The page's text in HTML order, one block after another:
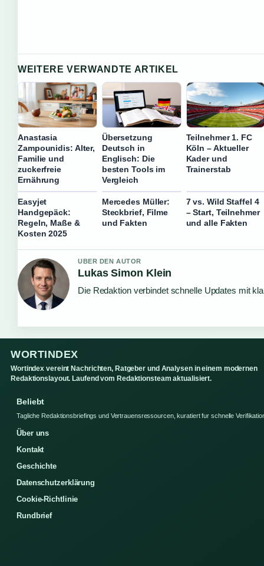
WEITERE VERWANDTE ARTIKEL
Anastasia
Zampounidis: Alter,
Familie und
zuckerfreie
Ernährung
Übersetzung
Deutsch in
Englisch: Die
besten Tools im
Vergleich
Teilnehmer 1. FC
Köln – Aktueller
Kader und
Trainerstab
Easyjet
Handgepäck:
Regeln, Maße &
Kosten 2025
Mercedes Müller:
Steckbrief, Filme
und Fakten
7 vs. Wild Staffel 4
– Start, Teilnehmer
und alle Fakten
UBER DEN AUTOR
Lukas Simon Klein
Die Redaktion verbindet schnelle Updates mit
WORTINDEX
Wortindex vereint Nachrichten, Ratgeber und Analysen in einem modernen
Redaktionslayout. Laufend vom Redaktionsteam aktualisiert.
Beliebt
Tagliche Redaktionsbriefings und Vertrauensressourcen, kuratiert fur schnelle
Über uns
Kontakt
Geschichte
Datenschutzerklärung
Cookie-Richtlinie
Rundbrief